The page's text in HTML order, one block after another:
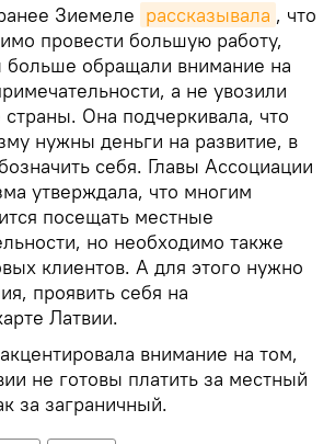
Зиемеле рассказывала , что
провести большую работу,
больше обращали внимание на
а не увозили
страны. Она подчеркивала, что
нужны деньги на развитие, в
себя. Главы Ассоциации
утверждала, что многим
посещать местные
но необходимо также
клиентов. А для этого нужно
проявить себя на
Латвии.
внимание на том,
не готовы платить за местный
за заграничный.